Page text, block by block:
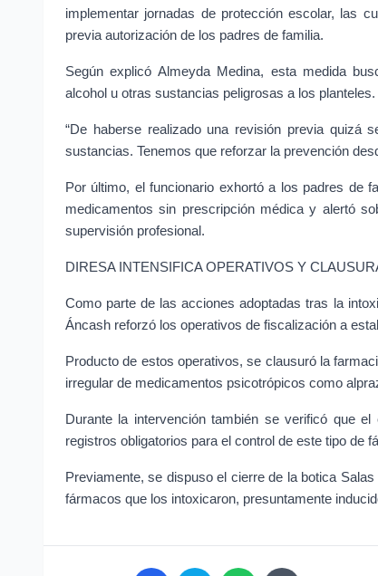
implementar jornadas de protección escolar, las
previa autorización de los padres de familia.
Según explicó Almeyda Medina, esta medida
alcohol u otras sustancias peligrosas a los planteles.
“De haberse realizado una revisión previa quizá
sustancias. Tenemos que reforzar la prevención
Por último, el funcionario exhortó a los padres de
medicamentos sin prescripción médica y alertó
supervisión profesional.
DIRESA INTENSIFICA OPERATIVOS Y
Como parte de las acciones adoptadas tras la
Áncash reforzó los operativos de fiscalización a
Producto de estos operativos, se clausuró la
irregular de medicamentos psicotrópicos como
Durante la intervención también se verificó que
registros obligatorios para el control de este tipo de
Previamente, se dispuso el cierre de la botica
fármacos que los intoxicaron, presuntamente